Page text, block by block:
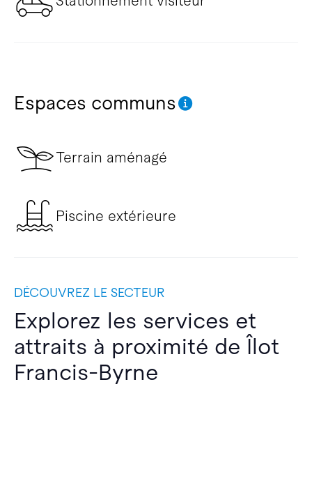
Espaces communs
Terrain aménagé
Piscine extérieure
DÉCOUVREZ LE SECTEUR
Explorez les services et
attraits à proximité de Îlot
Francis-Byrne